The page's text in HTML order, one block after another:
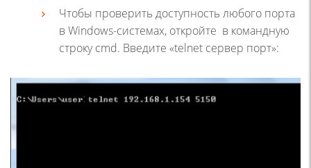
Чтобы проверить доступность любого порта
в Windows-системах, откройте в командную
строку cmd. Введите «telnet сервер порт»: